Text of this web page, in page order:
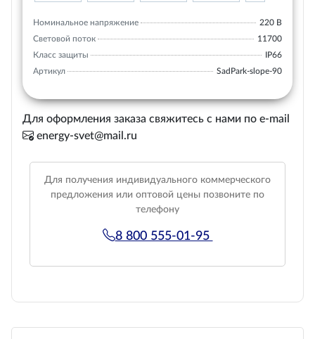
Номинальное напряжение
220 В
Световой поток
11700
Класс защиты
IP66
Артикул
SadPark-slope-90
Для оформления заказа свяжитесь с нами по e-mail
energy-svet@mail.ru
Для получения индивидуального коммерческого
предложения или оптовой цены позвоните по
телефону
8 800 555-01-95